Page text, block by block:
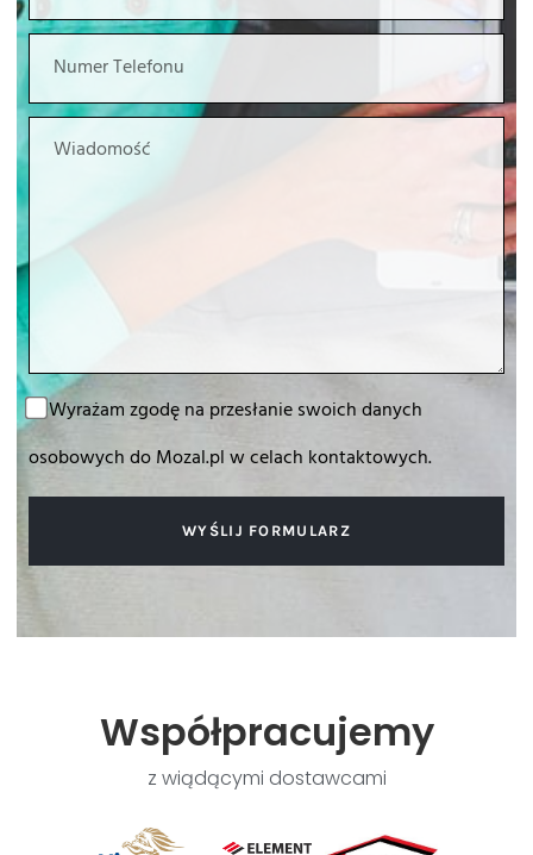
Numer
Telefonu
ZgodaWyrażam zgodę na przesłanie swoich danych
osobowych do Mozal.pl w celach kontaktowych.
WYŚLIJ FORMULARZ
Współpracujemy
z wiądącymi dostawcami